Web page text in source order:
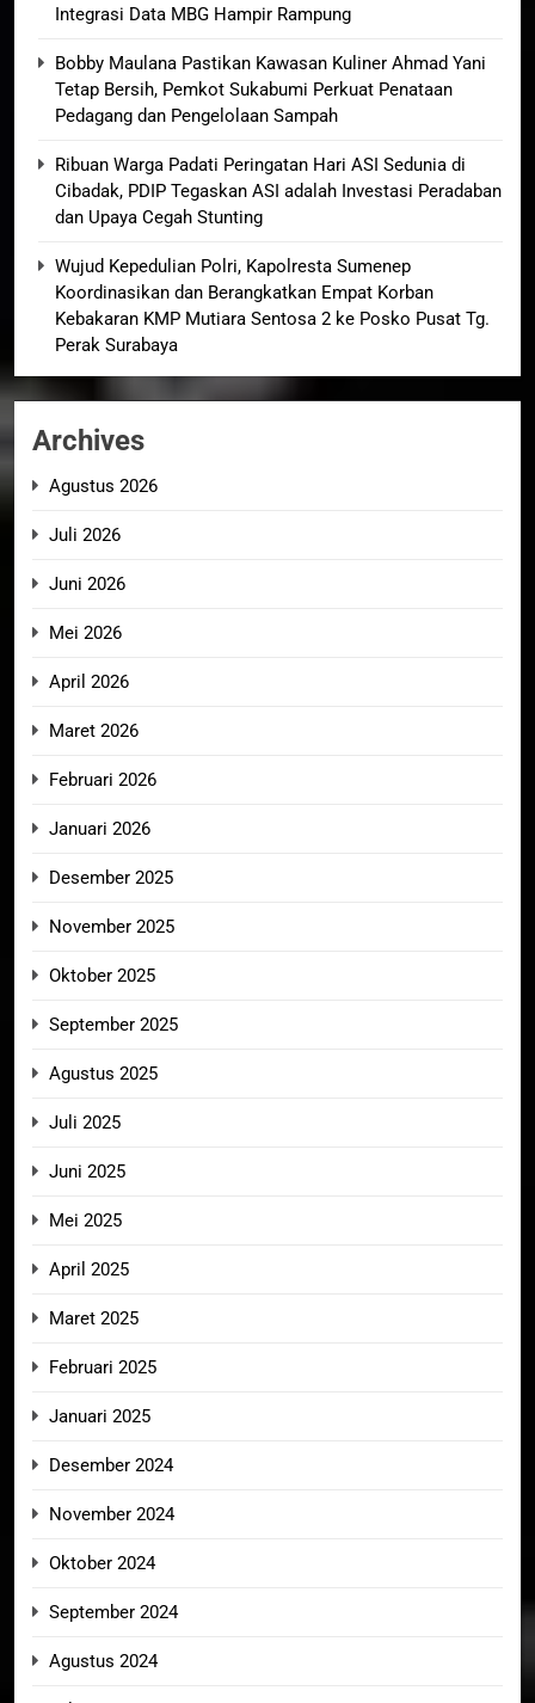
Integrasi Data MBG Hampir Rampung
Bobby Maulana Pastikan Kawasan Kuliner Ahmad Yani
Tetap Bersih, Pemkot Sukabumi Perkuat Penataan
Pedagang dan Pengelolaan Sampah
Ribuan Warga Padati Peringatan Hari ASI Sedunia di
Cibadak, PDIP Tegaskan ASI adalah Investasi Peradaban
dan Upaya Cegah Stunting
Wujud Kepedulian Polri, Kapolresta Sumenep
Koordinasikan dan Berangkatkan Empat Korban
Kebakaran KMP Mutiara Sentosa 2 ke Posko Pusat Tg.
Perak Surabaya
Archives
Agustus 2026
Juli 2026
Juni 2026
Mei 2026
April 2026
Maret 2026
Februari 2026
Januari 2026
Desember 2025
November 2025
Oktober 2025
September 2025
Agustus 2025
Juli 2025
Juni 2025
Mei 2025
April 2025
Maret 2025
Februari 2025
Januari 2025
Desember 2024
November 2024
Oktober 2024
September 2024
Agustus 2024